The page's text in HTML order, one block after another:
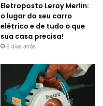
Eletroposto Leroy Merlin:
o lugar do seu carro
elétrico e de tudo o que
sua casa precisa!
6 dias atrás